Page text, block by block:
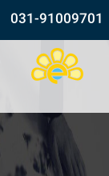
031-91009701